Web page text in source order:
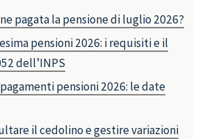
pagata la pensione di luglio 2026?
pensioni 2026: i requisiti e il
dell’INPS
pensioni 2026: le date
il cedolino e gestire variazioni